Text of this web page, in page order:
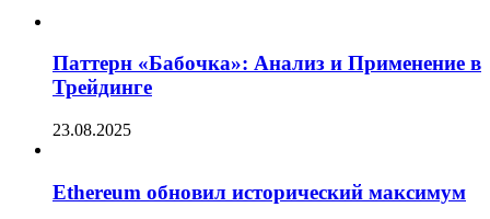
Паттерн «Бабочка»: Анализ и Применение в
Трейдинге
23.08.2025
Ethereum обновил исторический максимум